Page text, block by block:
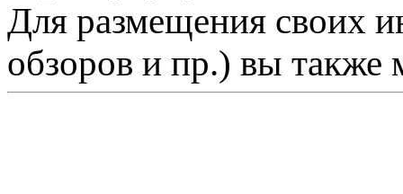
Для размещения своих
обзоров и пр.) вы также